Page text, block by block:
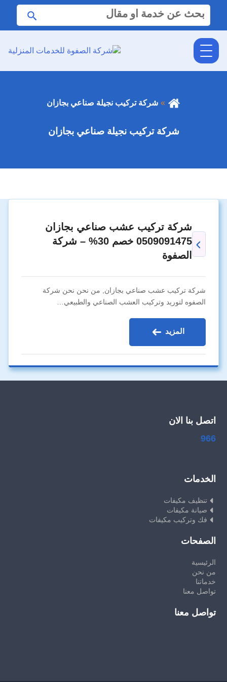
البحث
عن:
شركة تركيب نجيلة صناعي بجازان
شركة تركيب نجيلة صناعي بجازان
شركة تركيب عشب صناعي بجازان
0509091475 خصم 30% – شركة
الصفوة
شركة تركيب عشب صناعي بجازان, من نحن نحن شركة
الصفوه لتوريد وتركيب العشب الصناعي والطبيعي…
المزيد
اتصل بنا الان
966
الخدمات
تنظيف مكيفات
صيانة مكيفات
فك وتركيب مكيفات
الصفحات
الرئيسية
من نحن
خدماتنا
تواصل معنا
تواصل معنا